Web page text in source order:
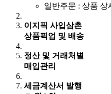
일반주문 : 상품 상
이지픽 사입삼촌
상품픽업 및 배송
정산 및 거래처별
매입관리
세금계산서 발행